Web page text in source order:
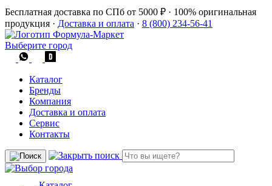
Бесплатная доставка по СПб от 5000 ₽ · 100% оригинальная
продукция · Доставка и оплата · 8 (800) 234-56-41
Выберите город
Каталог
Бренды
Компания
Доставка и оплата
Сервис
Контакты